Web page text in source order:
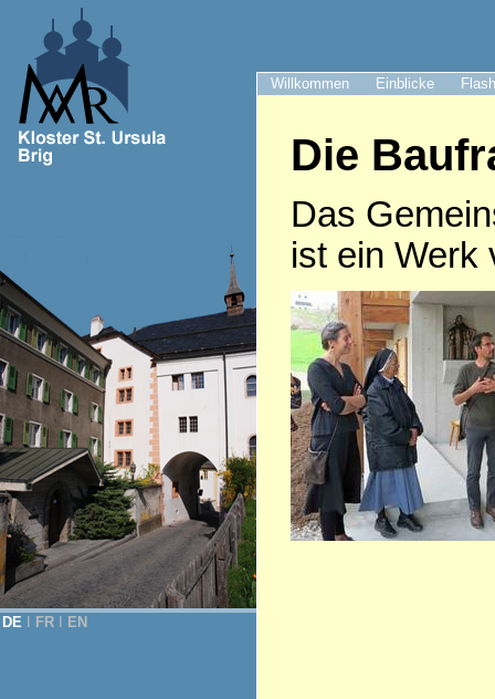
Willkommen Einblicke
DE FR EN
Die
Das
ist ein Werk